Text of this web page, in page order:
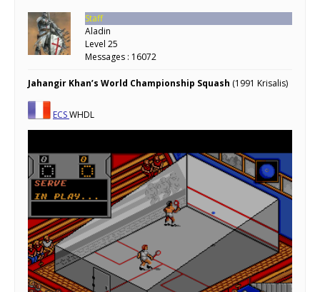
Staff
Aladin
Level 25
Messages : 16072
Jahangir Khan’s World Championship Squash (1991 Krisalis)
ECSWHDL